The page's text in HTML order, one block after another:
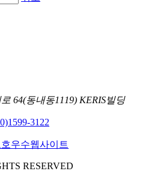
64(동내동1119) KERIS빌딩
1599-3122
RESERVED